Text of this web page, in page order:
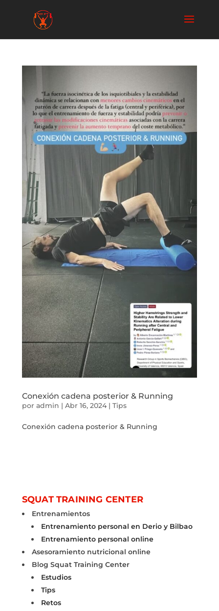
Conexión cadena posterior & Running
por admin | Abr 16, 2024| Tips
Conexión cadena posterior & Running
SQUAT TRAINING CENTER
Entrenamientos
Entrenamiento personal en Derio y Bilbao
Entrenamiento personal online
Asesoramiento nutricional online
Blog Squat Training Center
Estudios
Tips
Retos